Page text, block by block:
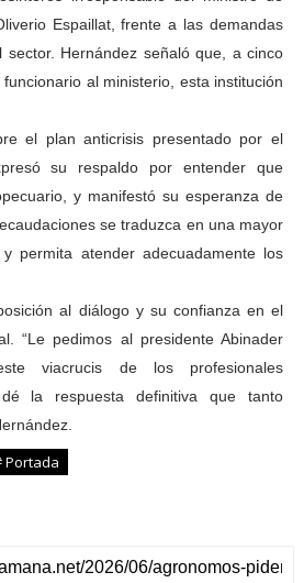
Espaillat, frente a las demandas
sector. Hernández señaló que, a cinco
al ministerio, esta institución
el plan anticrisis presentado por el
su respaldo por entender que
y manifestó su esperanza de
se traduzca en una mayor
permita atender adecuadamente los
al diálogo y su confianza en el
“Le pedimos al presidente Abinader
viacrucis de los profesionales
la respuesta definitiva que tanto
Portada